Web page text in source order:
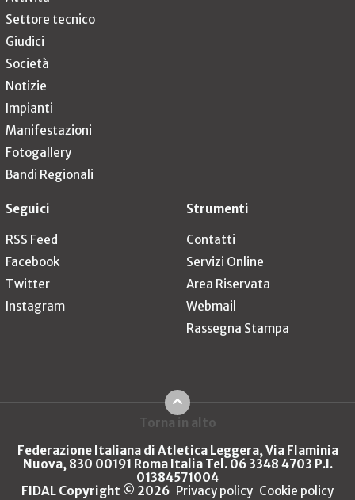
Settore tecnico
Giudici
Società
Notizie
Impianti
Manifestazioni
Fotogallery
Bandi Regionali
Seguici
RSS Feed
Facebook
Twitter
Instagram
Strumenti
Contatti
Servizi Online
Area Riservata
Webmail
Rassegna Stampa
Torna in alto
Federazione Italiana di Atletica Leggera, Via Flaminia
Nuova, 830 00191 Roma Italia Tel. 06 3348 4703 P.I.
01384571004
FIDAL Copyright © 2026 Privacy policy Cookie policy